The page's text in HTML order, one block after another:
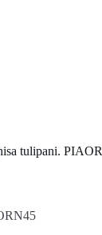
tulipani.